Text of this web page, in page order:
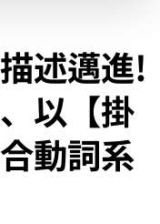
述邁進!
以【掛
動詞系